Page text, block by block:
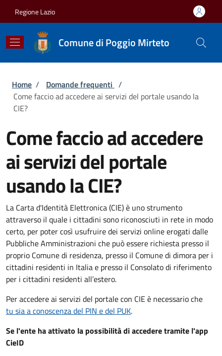
Regione Lazio
Comune di Poggio Mirteto
Briciole di pane
Home / Domande frequenti /
Come faccio ad accedere ai servizi del portale usando la
CIE?
Come faccio ad accedere
ai servizi del portale
usando la CIE?
La Carta d'Identità Elettronica (CIE) è uno strumento
attraverso il quale i cittadini sono riconosciuti in rete in modo
certo, per poter così usufruire dei servizi online erogati dalle
Pubbliche Amministrazioni che può essere richiesta presso il
proprio Comune di residenza, presso il Comune di dimora per i
cittadini residenti in Italia e presso il Consolato di riferimento
per i cittadini residenti all’estero.
Per accedere ai servizi del portale con CIE è necessario che
tu sia a conoscenza del PIN e del PUK.
Se l'ente ha attivato la possibilità di accedere tramite l'app
CieID